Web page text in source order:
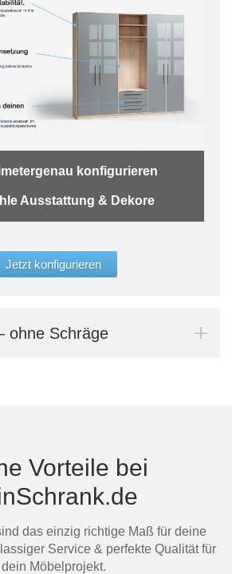
konfigurieren
Ausstattung & Dekore
Jetzt konfigurieren
ohne Schräge
Vorteile bei
das einzig richtige Maß für deine
Service & perfekte Qualität für
dein Möbelprojekt.